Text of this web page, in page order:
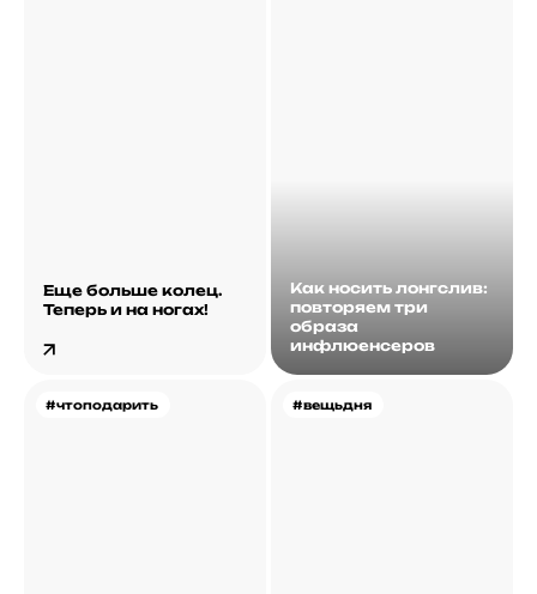
Еще больше колец.
Теперь и на ногах!
Как носить лонгслив:
повторяем три
образа
инфлюенсеров
#чтоподарить #вещьдня